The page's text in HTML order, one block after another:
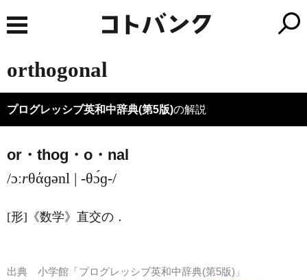
orthogonal
プログレッシブ英和中辞典(第5版)の解説
or・thog・o・nal
/ɔːrθάɡənl | -θɔ́ɡ-/
[形] 《数学》 直交の ．
出典 小学館「プログレッシブ英和中辞典(第5版)」